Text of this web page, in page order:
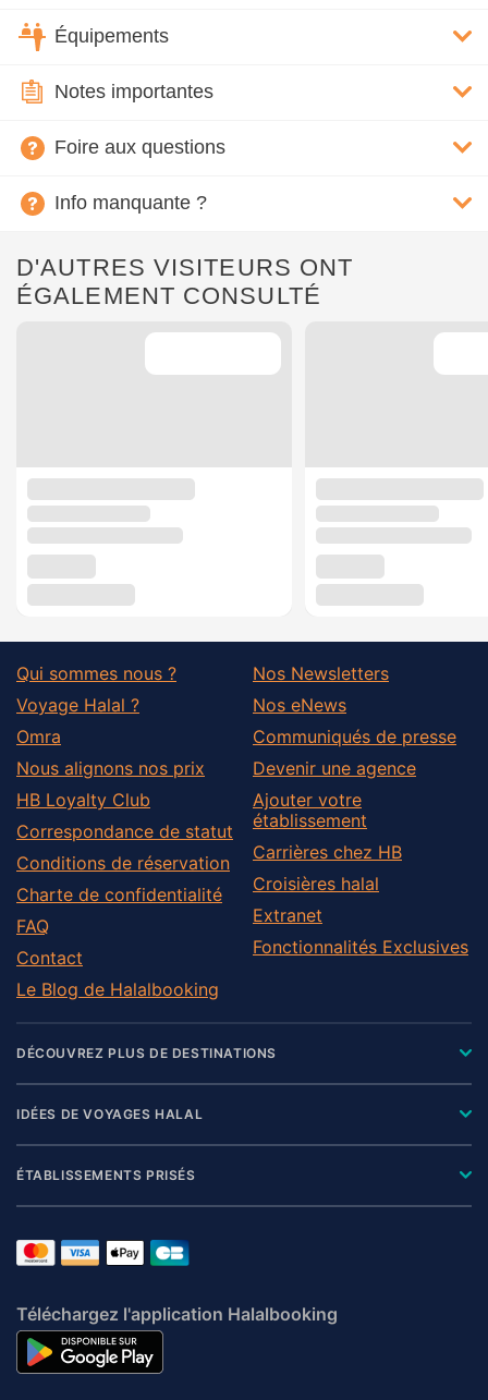
Équipements
Notes importantes
Foire aux questions
Info manquante ?
D'AUTRES VISITEURS ONT
ÉGALEMENT CONSULTÉ
Qui sommes nous ?
Voyage Halal ?
Omra
Nous alignons nos prix
HB Loyalty Club
Correspondance de statut
Conditions de réservation
Charte de confidentialité
FAQ
Contact
Le Blog de Halalbooking
Nos Newsletters
Nos eNews
Communiqués de presse
Devenir une agence
Ajouter votre
établissement
Carrières chez HB
Croisières halal
Extranet
Fonctionnalités Exclusives
DÉCOUVREZ PLUS DE DESTINATIONS
IDÉES DE VOYAGES HALAL
ÉTABLISSEMENTS PRISÉS
Téléchargez l'application Halalbooking